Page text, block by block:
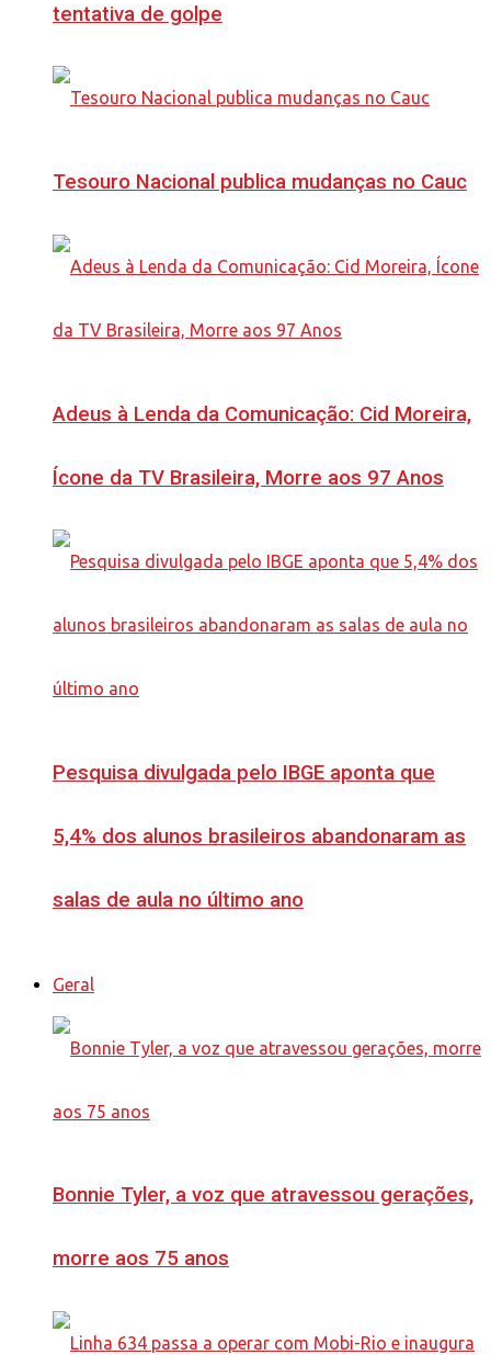
tentativa de golpe
Tesouro Nacional publica mudanças no Cauc
Adeus à Lenda da Comunicação: Cid Moreira,
Ícone da TV Brasileira, Morre aos 97 Anos
Pesquisa divulgada pelo IBGE aponta que
5,4% dos alunos brasileiros abandonaram as
salas de aula no último ano
Geral
Bonnie Tyler, a voz que atravessou gerações,
morre aos 75 anos